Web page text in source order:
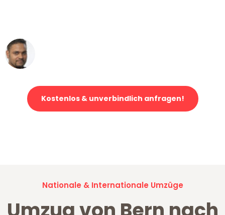
Kostenlos & unverbindlich anfragen!
Nationale & Internationale Umzüge